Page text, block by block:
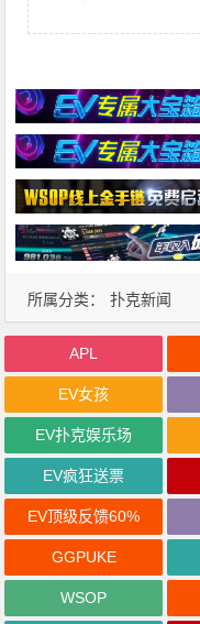
所属分类： 扑克新闻
APL
EV女孩
EV扑克娱乐场
EV疯狂送票
EV顶级反馈60%
GGPUKE
WSOP